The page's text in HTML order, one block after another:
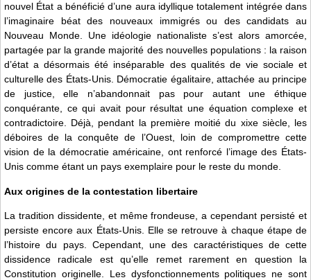
nouvel État a bénéficié d’une aura idyllique totalement intégrée dans
l’imaginaire béat des nouveaux immigrés ou des candidats au
Nouveau Monde. Une idéologie nationaliste s’est alors amorcée,
partagée par la grande majorité des nouvelles populations : la raison
d’état a désormais été inséparable des qualités de vie sociale et
culturelle des États-Unis. Démocratie égalitaire, attachée au principe
de justice, elle n’abandonnait pas pour autant une éthique
conquérante, ce qui avait pour résultat une équation complexe et
contradictoire. Déjà, pendant la première moitié du xixe siècle, les
déboires de la conquête de l’Ouest, loin de compromettre cette
vision de la démocratie américaine, ont renforcé l’image des États-
Unis comme étant un pays exemplaire pour le reste du monde.
Aux origines de la contestation libertaire
La tradition dissidente, et même frondeuse, a cependant persisté et
persiste encore aux États-Unis. Elle se retrouve à chaque étape de
l’histoire du pays. Cependant, une des caractéristiques de cette
dissidence radicale est qu’elle remet rarement en question la
Constitution originelle. Les dysfonctionnements politiques ne sont